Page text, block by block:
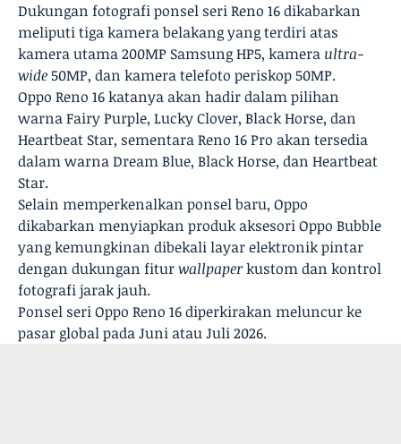
Dukungan fotografi ponsel seri Reno 16 dikabarkan
meliputi tiga kamera belakang yang terdiri atas
kamera utama 200MP Samsung HP5, kamera ultra-
wide50MP, dan kamera telefoto periskop 50MP.
Oppo Reno 16 katanya akan hadir dalam pilihan
warna Fairy Purple, Lucky Clover, Black Horse, dan
Heartbeat Star, sementara Reno 16 Pro akan tersedia
dalam warna Dream Blue, Black Horse, dan Heartbeat
Star.
Selain memperkenalkan ponsel baru, Oppo
dikabarkan menyiapkan produk aksesori Oppo Bubble
yang kemungkinan dibekali layar elektronik pintar
dengan dukungan fiturwallpaperkustom dan kontrol
fotografi jarak jauh.
Ponsel seri Oppo Reno 16 diperkirakan meluncur ke
pasar global pada Juni atau Juli 2026.